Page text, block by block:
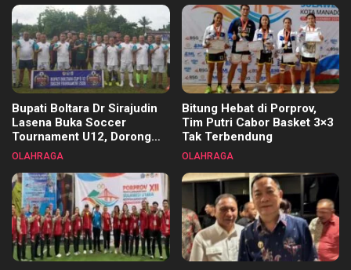
Bupati Boltara Dr Sirajudin
Lasena Buka Soccer
Tournament U12, Dorong
Pembinaan Merata di Setiap
OLAHRAGA
Bitung Hebat di Porprov,
Tim Putri Cabor Basket 3×3
Tak Terbendung
OLAHRAGA